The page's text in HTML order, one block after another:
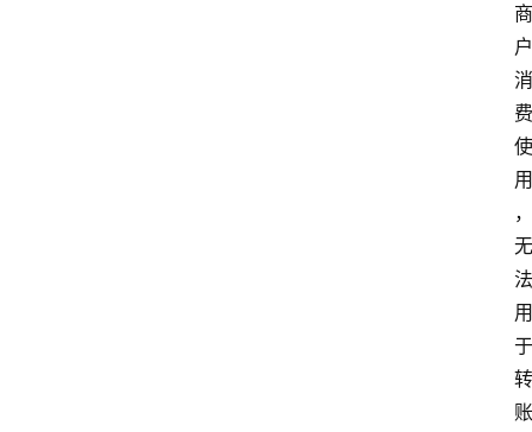
商
户
消
费
使
用
，
无
法
用
于
转
账